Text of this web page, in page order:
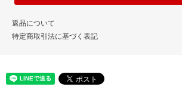
返品について
特定商取引法に基づく表記